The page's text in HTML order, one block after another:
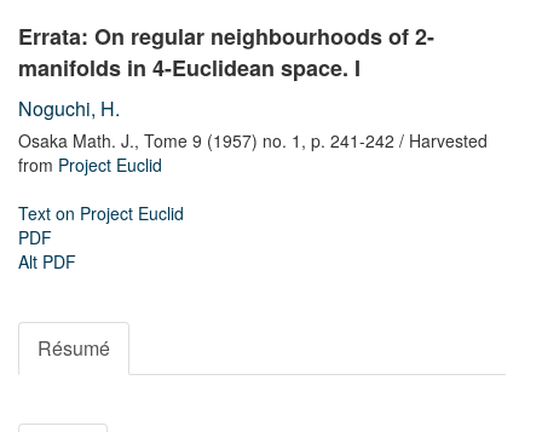
Errata: On regular neighbourhoods of 2-
manifolds in 4-Euclidean space. I
Noguchi, H.
Osaka Math. J., Tome 9 (1957) no. 1, p. 241-242 / Harvested
from Project Euclid
Text on Project Euclid
PDF
Alt PDF
Résumé